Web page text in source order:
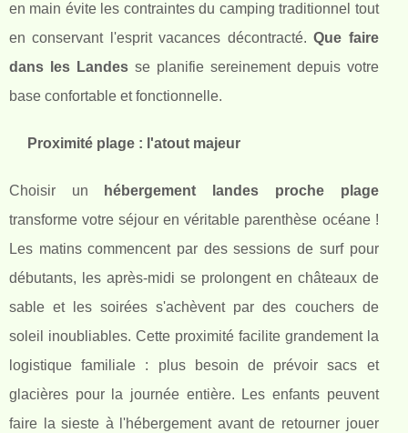
en main évite les contraintes du camping traditionnel tout
en conservant l'esprit vacances décontracté.Que faire
dans les Landesse planifie sereinement depuis votre
base confortable et fonctionnelle.
Proximité plage : l'atout majeur
Choisir un
hébergement landes proche plage
transforme votre séjour en véritable parenthèse océane !
Les matins commencent par des sessions de surf pour
débutants, les après-midi se prolongent en châteaux de
sable et les soirées s'achèvent par des couchers de
soleil inoubliables. Cette proximité facilite grandement la
logistique familiale : plus besoin de prévoir sacs et
glacières pour la journée entière. Les enfants peuvent
faire la sieste à l'hébergement avant de retourner jouer